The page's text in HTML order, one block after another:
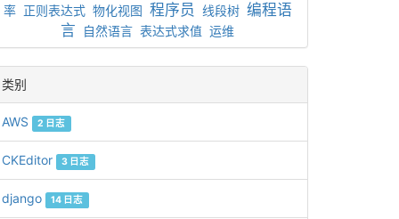
率 正则表达式 物化视图 程序员 线段树 编程语
言
自然语言 表达式求值 运维
类别
AWS 2 日志
CKEditor 3 日志
django 14 日志